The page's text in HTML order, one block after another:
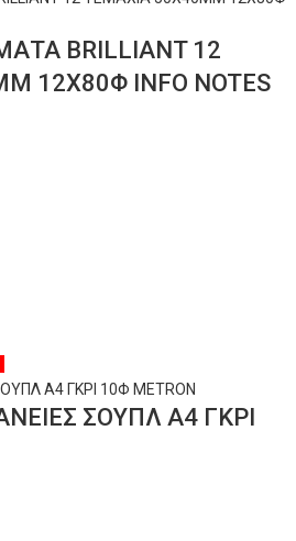
BRILLIANT 12
12X80Φ INFO NOTES
ΣΟΥΠΛ A4 ΓΚΡΙ